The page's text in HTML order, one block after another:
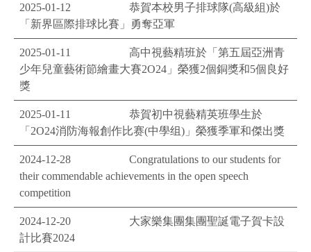
2025-01-12
恭賀本校男子排球隊(高級組)於
「新界區際排球比賽」勇奪亞軍
2025-01-11
高中視藝精班於「第五屆亞洲青
少年兒童藝術節繪畫大賽2O24」榮獲2個銅獎和5個良好
獎
2025-01-11
恭賀初中視藝精英班學生於
「2O24消防海報創作比赛(中學组)」榮獲季軍和傑出獎
2024-12-28
Congratulations to our students for
their commendable achievements in the open speech
competition
2024-12-20
大家樂集團集團聖誕電子賀卡設
計比賽2024